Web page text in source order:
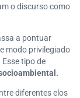
o discurso como
a pontuar
modo privilegiado
tipo de
diferentes elos